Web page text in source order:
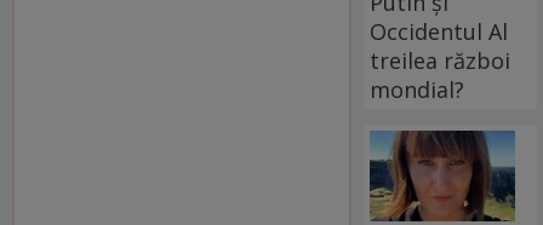
Occidentul Al
treilea război
mondial?